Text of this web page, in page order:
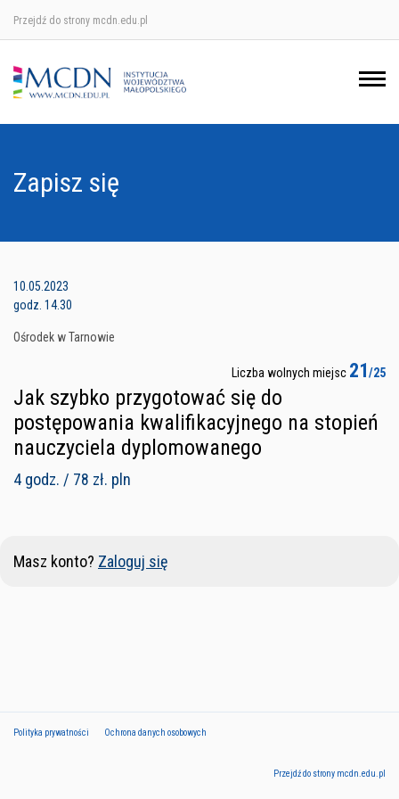
Przejdź do strony mcdn.edu.pl
Zapisz się
10.05.2023
godz. 14.30
Ośrodek w Tarnowie
Liczba wolnych miejsc 21/25
Jak szybko przygotować się do
postępowania kwalifikacyjnego na stopień
nauczyciela dyplomowanego
4 godz. / 78 zł. pln
Masz konto? Zaloguj się
Polityka prywatności Ochrona danych osobowych
Przejdź do strony mcdn.edu.pl
Ośrodek w Krakowie
Ośrodek w Nowym Sączu
Ośrodek w Tarnowie